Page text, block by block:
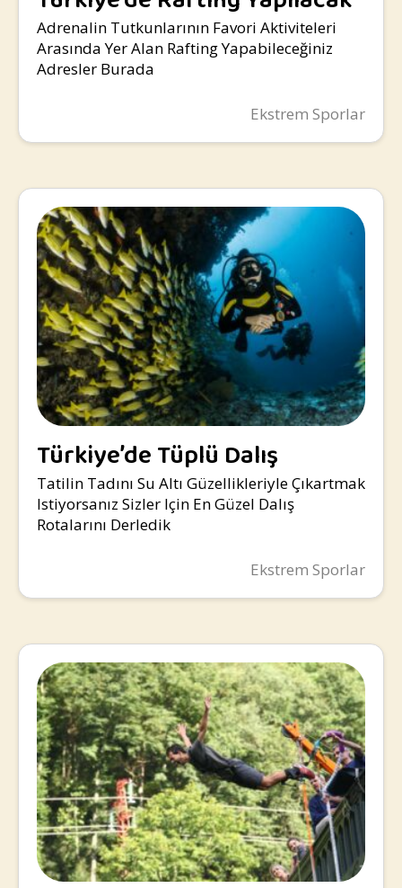
Yerler
Adrenalin Tutkunlarının Favori Aktiviteleri
Arasında Yer Alan Rafting Yapabileceğiniz
Adresler Burada
Ekstrem Sporlar
Türkiye’de Tüplü Dalış
Yapılacak Yerler
Tatilin Tadını Su Altı Güzellikleriyle Çıkartmak
Istiyorsanız Sizler Için En Güzel Dalış
Rotalarını Derledik
Ekstrem Sporlar